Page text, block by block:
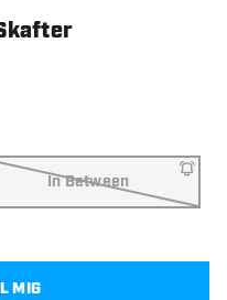
In Between
MIG